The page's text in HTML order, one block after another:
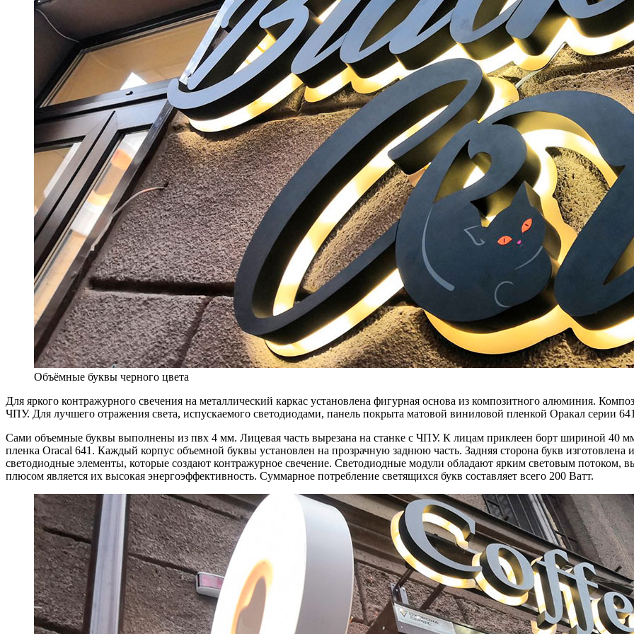
Объёмные буквы черного цвета
Для яркого контражурного свечения на металлический каркас установлена фигурная основа из композитного алюминия.
ЧПУ. Для лучшего отражения света, испускаемого светодиодами, панель покрыта матовой виниловой пленкой Оракал серии
Сами объемные буквы выполнены из пвх 4 мм. Лицевая часть вырезана на станке с ЧПУ. К лицам приклеен борт шириной 40
пленка Oracal 641. Каждый корпус объемной буквы установлен на прозрачную заднюю часть. Задняя сторона букв
светодиодные элементы, которые создают контражурное свечение. Светодиодные модули обладают ярким световым
плюсом является их высокая энергоэффективность. Суммарное потребление светящихся букв составляет всего 200 Ватт.